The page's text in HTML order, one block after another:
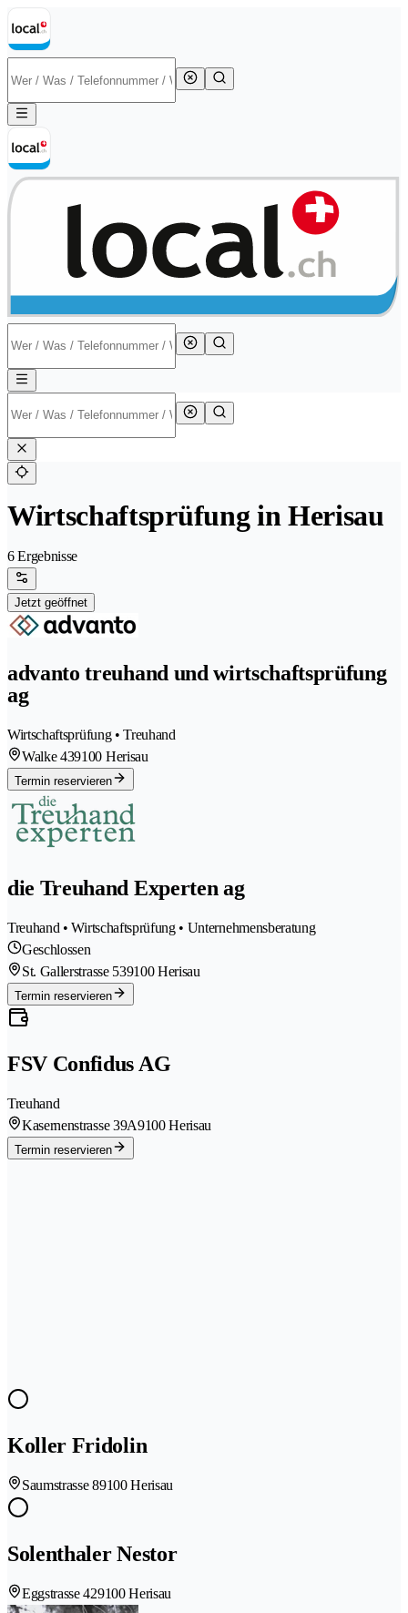
Wirtschaftsprüfung in Herisau
6 Ergebnisse
Jetzt geöffnet
advanto treuhand und wirtschaftsprüfung
ag
Wirtschaftsprüfung • Treuhand
Walke 439100 Herisau
Termin reservieren
die Treuhand Experten ag
Treuhand • Wirtschaftsprüfung • Unternehmensberatung
Geschlossen
St. Gallerstrasse 539100 Herisau
Termin reservieren
FSV Confidus AG
Treuhand
Kasernenstrasse 39A9100 Herisau
Termin reservieren
Koller Fridolin
Saumstrasse 89100 Herisau
Solenthaler Nestor
Eggstrasse 429100 Herisau